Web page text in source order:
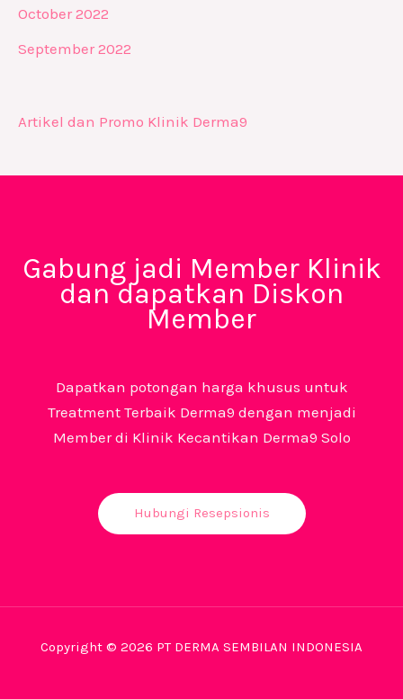
October 2022
September 2022
Artikel dan Promo Klinik Derma9
Gabung jadi Member Klinik
dan dapatkan Diskon
Member
Dapatkan potongan harga khusus untuk
Treatment Terbaik Derma9 dengan menjadi
Member di Klinik Kecantikan Derma9 Solo
Hubungi Resepsionis
Copyright © 2026 PT DERMA SEMBILAN INDONESIA